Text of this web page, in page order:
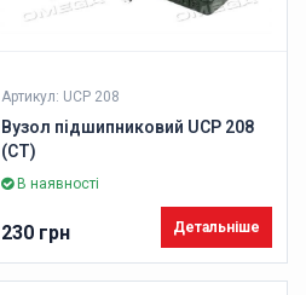
Артикул: UCP 208
Вузол підшипниковий UCP 208
(CT)
В наявності
230 грн Детальніше